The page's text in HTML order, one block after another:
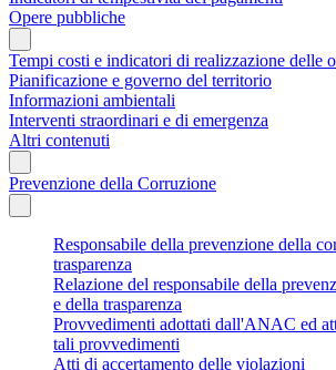
Opere pubbliche
Tempi costi e indicatori di realizzazione delle
Pianificazione e governo del territorio
Informazioni ambientali
Interventi straordinari e di emergenza
Altri contenuti
Prevenzione della Corruzione
Responsabile della prevenzione della
trasparenza
Relazione del responsabile della
e della trasparenza
Provvedimenti adottati dall'ANAC ed
tali provvedimenti
Atti di accertamento delle violazioni